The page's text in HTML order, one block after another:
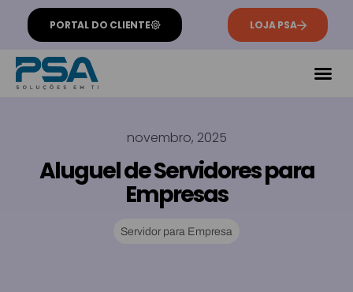
PORTAL DO CLIENTE LOJA PSA
novembro, 2025
Aluguel de Servidores para
Empresas
Servidor para Empresa